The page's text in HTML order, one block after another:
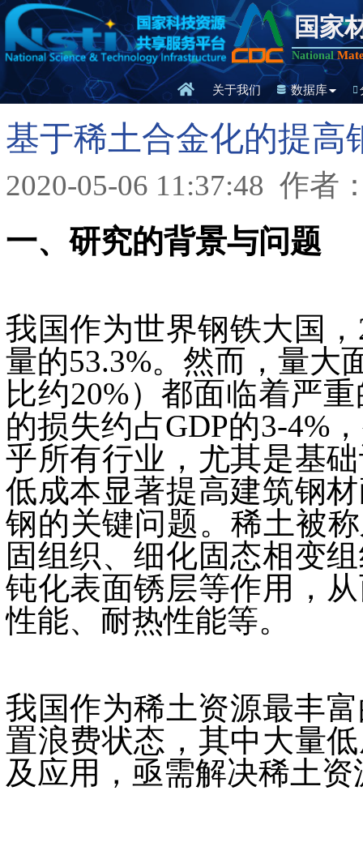
国家
National
关于我们 数据库
基于稀土合金化的提高
2020-05-06 11:37:48 作者
一、研究的背景与问题
我国作为世界钢铁大国
量的53.3%。然而，量大
比约20%）都面临着严
的损失约占GDP的3-4%
乎所有行业，尤其是基
低成本显著提高建筑钢
钢的关键问题。稀土被
固组织、细化固态相变
钝化表面锈层等作用，
性能、耐热性能等。
我国作为稀土资源最丰
置浪费状态，其中大量
及应用，亟需解决稀土